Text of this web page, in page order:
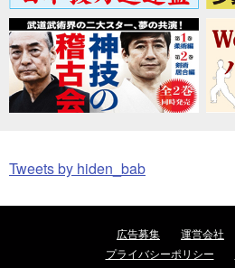
Tweets by hiden_bab
広告募集 運営会社
プライバシーポリシー